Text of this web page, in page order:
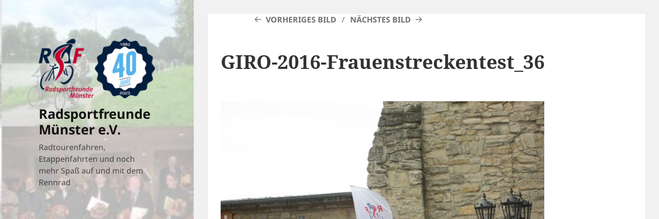
Radsportfreunde
Münster e.V.
Radtourenfahren,
Etappenfahrten und noch
mehr Spaß auf und mit dem
Rennrad
VORHERIGES BILD NÄCHSTES BILD
GIRO-2016-Frauenstreckentest_36